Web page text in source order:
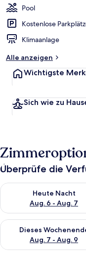
Pool
Kostenlose
Klimaanlage
Alle anzeigen
Wichtigste
Sich wie zu
Überprüfe die
Heute Nacht
Aug. 6 - Aug. 7
Überprüfe die
Dieses
Aug. 7 - Aug. 9
Überprüfe die